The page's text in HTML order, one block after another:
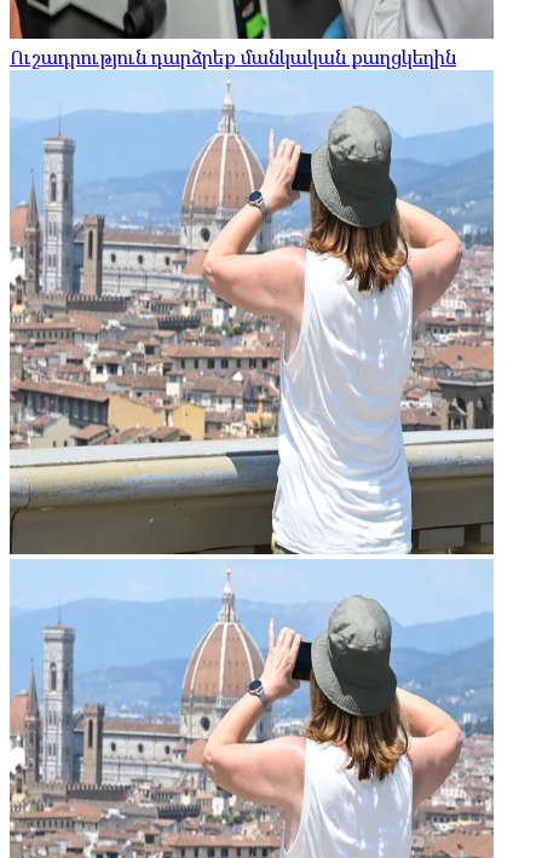
Ուշադրություն դարձրեք մանկական քաղցկեղին